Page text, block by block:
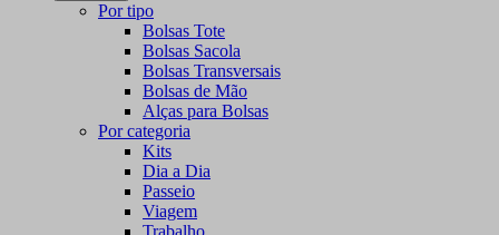
Por tipo
Bolsas Tote
Bolsas Sacola
Bolsas Transversais
Bolsas de Mão
Alças para Bolsas
Por categoria
Kits
Dia a Dia
Passeio
Viagem
Trabalho